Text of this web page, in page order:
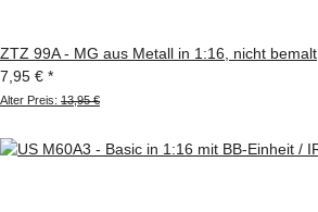
ZTZ 99A - MG aus Metall in 1:16, nicht bemalt
7,95 € *
Alter Preis: 13,95 €